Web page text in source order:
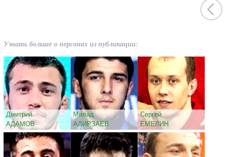
Узнать больше о персонах из публикации:
Дмитрий
АДАМОВ
Милад
АЛИРЗАЕВ
Сергей
ЕМЕЛИН